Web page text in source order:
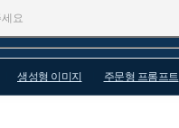
생성형 이미지 주문형 프롬프트